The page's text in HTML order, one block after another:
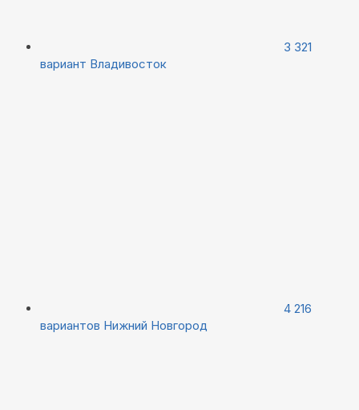
3 321
вариант Владивосток
4 216
вариантов Нижний Новгород